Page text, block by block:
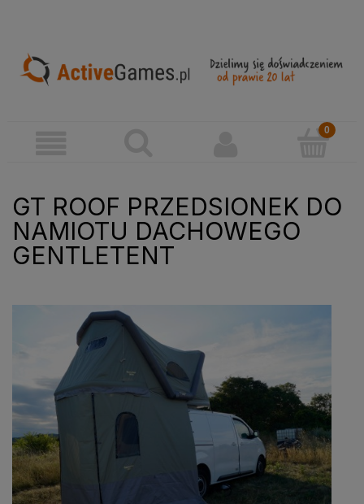
GT ROOF PRZEDSIONEK DO
NAMIOTU DACHOWEGO
GENTLETENT